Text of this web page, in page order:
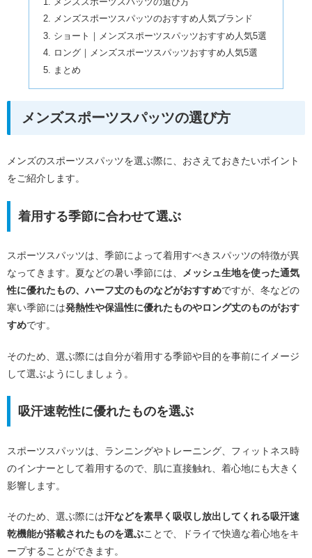
メンズスポーツスパッツのおすすめ人気ブランド
ショート｜メンズスポーツスパッツおすすめ人気5選
ロング｜メンズスポーツスパッツおすすめ人気5選
まとめ
メンズスポーツスパッツの選び方
メンズのスポーツスパッツを選ぶ際に、おさえておきたいポイント
をご紹介します。
着用する季節に合わせて選ぶ
スポーツスパッツは、季節によって着用すべきスパッツの特徴が異
なってきます。夏などの暑い季節には、 メッシュ生地を使った通気
性に優れたもの、ハーフ丈のものなどがおすすめですが、冬などの
寒い季節には発熱性や保温性に優れたものやロング丈のものがおす
すめです。
そのため、選ぶ際には自分が着用する季節や目的を事前にイメージ
して選ぶようにしましょう。
吸汗速乾性に優れたものを選ぶ
スポーツスパッツは、ランニングやトレーニング、フィットネス時
のインナーとして着用するので、肌に直接触れ、着心地にも大きく
影響します。
そのため、選ぶ際には汗などを素早く吸収し放出してくれる吸汗速
乾機能が搭載されたものを選ぶことで、ドライで快適な着心地をキ
ープすることができます。